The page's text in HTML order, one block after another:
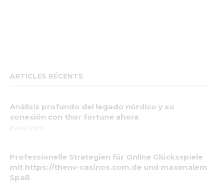
ARTICLES RÉCENTS
Análisis profundo del legado nórdico y su
conexión con thor fortune ahora
8 août 2026
Professionelle Strategien für Online Glücksspiele
mit https://thenv-casinos.com.de und maximalem
Spaß